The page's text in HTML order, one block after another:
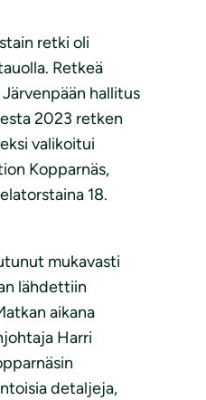
retki oli
Retkeä
hallitus
2023 retken
valikoitui
Kopparnäs,
18.
mukavasti
lähdettiin
aikana
Harri
detaljeja,